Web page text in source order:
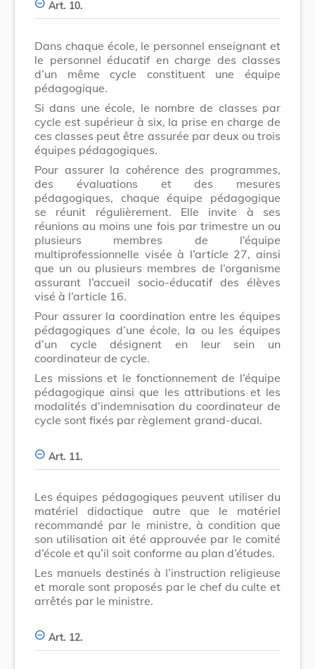
Art. 10.
Dans chaque école, le personnel enseignant et
le personnel éducatif en charge des classes
d’un même cycle constituent une équipe
pédagogique.
Si dans une école, le nombre de classes par
cycle est supérieur à six, la prise en charge de
ces classes peut être assurée par deux ou trois
équipes pédagogiques.
Pour assurer la cohérence des programmes,
des évaluations et des mesures
pédagogiques, chaque équipe pédagogique
se réunit régulièrement. Elle invite à ses
réunions au moins une fois par trimestre un ou
plusieurs membres de l’équipe
multiprofessionnelle visée à l’article 27, ainsi
que un ou plusieurs membres de l’organisme
assurant l’accueil socio-éducatif des élèves
visé à l’article 16.
Pour assurer la coordination entre les équipes
pédagogiques d’une école, la ou les équipes
d’un cycle désignent en leur sein un
coordinateur de cycle.
Les missions et le fonctionnement de l’équipe
pédagogique ainsi que les attributions et les
modalités d’indemnisation du coordinateur de
cycle sont fixés par règlement grand-ducal.
Art. 11.
Les équipes pédagogiques peuvent utiliser du
matériel didactique autre que le matériel
recommandé par le ministre, à condition que
son utilisation ait été approuvée par le comité
d’école et qu’il soit conforme au plan d’études.
Les manuels destinés à l’instruction religieuse
et morale sont proposés par le chef du culte et
arrêtés par le ministre.
Art. 12.